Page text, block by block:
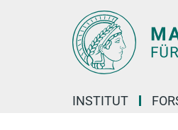
INSTITUT